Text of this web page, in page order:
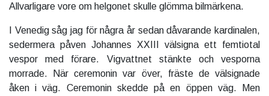
Allvarligare vore om helgonet skulle glömma bilmärkena.
I Venedig såg jag för några år sedan dåvarande kardinalen,
sedermera påven Johannes XXIII välsigna ett femtiotal
vespor med förare. Vigvattnet stänkte och vesporna
morrade. När ceremonin var över, fräste de välsignade
åken i väg. Ceremonin skedde på en öppen väg. Men